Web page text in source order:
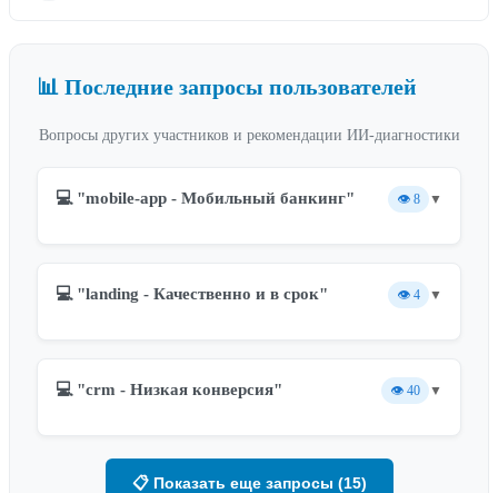
📊 Последние запросы пользователей
Вопросы других участников и рекомендации ИИ-диагностики
💻 "mobile-app - Мобильный банкинг" 👁️ 8 ▼
💻 "landing - Качественно и в срок" 👁️ 4 ▼
💻 "crm - Низкая конверсия" 👁️ 40 ▼
📋 Показать еще запросы (15)